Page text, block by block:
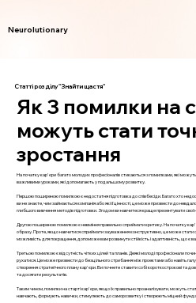
Neurolutionary
Статті розділу "Знайти щастя"
Як 3 помилки на
можуть стати
зростання
На початку кар'єри багато молодих професіоналів стикаються з помилками, які
важливими уроками, які допомагають у подальшому розвитку.
Першою поширеною помилкою є недостатня підготовка до співбесіди. Багато хто
ви не знаєте, чим займається компанія або які її цінності, це може призвести до
глибшого вивчення методів підготовки. Згодом ви навчитеся краще презентувати
Другою поширеною помилкою є невміння правильно сприймати критику. На початку
образу. Проте, якщо навчитися сприймати зауваження конструктивно, це може стати
можливість для покращення, допоможе вам розвинути стійкість і адаптивність, що є
Третьою помилкою є відсутність чітких цілей та планів. Деякі молоді професіонали
рухатися. Це може призвести до безцільного стрибання між проектами або навіть
створення стратегічного плану кар'єри. Ви почнете ставити собі короткострокові та
та досягати результатів.
Таким чином, помилки на старті кар'єри, якщо їх правильно проаналізувати, можуть
навчають, формують навички, стимулюють до саморозвитку і створюють міцний